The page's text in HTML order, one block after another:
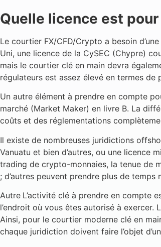
Quelle licence est
Le courtier FX/CFD/Crypto a besoin
Uni, une licence de la CySEC (Chypre)
mais le courtier clé en main devra
régulateurs est assez élevé en termes de
Un autre élément à prendre en compte
marché (Market Maker) en livre B. La
coûts et des réglementations
Il existe de nombreuses juridictions
Vanuatu et bien d’autres, ou une licence
trading de crypto-monnaies, la tenue de
; d’autres peuvent prendre plus de
Autre L’activité clé à prendre en compte
l’endroit où vous êtes autorisé à
Ainsi, pour le courtier moderne clé en
chaque juridiction doivent faire l’objet